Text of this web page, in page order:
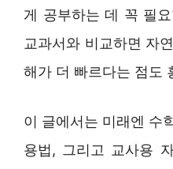
게 공부하는 데 꼭 필
교과서와 비교하면 자
해가 더 빠르다는 점도
이 글에서는 미래엔 수
용법, 그리고 교사용